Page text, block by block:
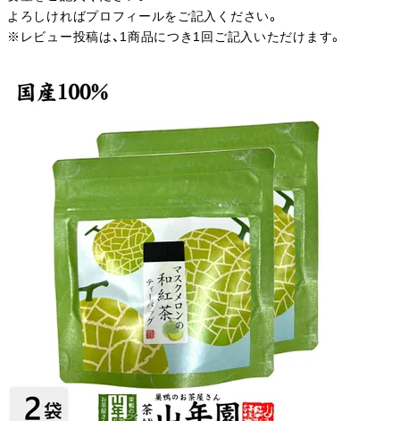
よろしければプロフィールをご記入ください。
※レビュー投稿は、1商品につき1回ご記入いただけます。